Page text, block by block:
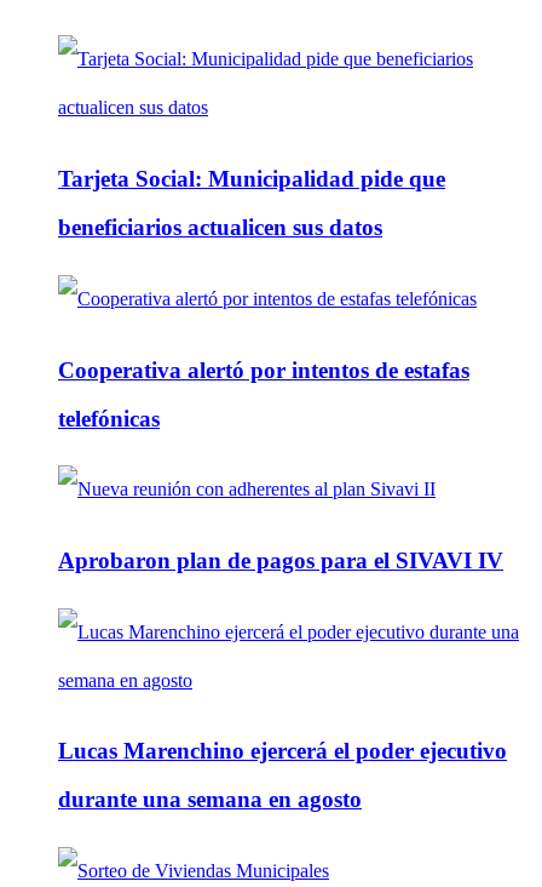
Tarjeta Social: Municipalidad pide que
beneficiarios actualicen sus datos
Cooperativa alertó por intentos de estafas
telefónicas
Aprobaron plan de pagos para el SIVAVI IV
Lucas Marenchino ejercerá el poder ejecutivo
durante una semana en agosto